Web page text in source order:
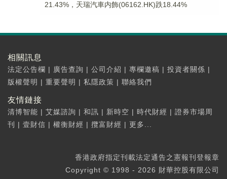
21.43%，天瑞汽車内飾(06162.HK)跌18.44%
相關訊息
法定公告欄 | 廣告查詢 | 公司介紹 | 專欄邀稿 | 投資者關係 |
版權聲明 | 重要聲明 | 私隱政策 | 聯絡我們
友情鏈接
清博智能 | 艾媒諮詢 | 和訊 | 新時空 | 時代財經 | 證券市場周
刊
| 壹財信 | 權衡財經 | 攬富財經 | 更多...
香港政府指定刊載法定通告之憲報刊登報章
Copyright © 1998 - 2026 財華控股有限公司